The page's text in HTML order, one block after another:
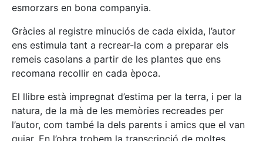
esmorzars en bona companyia.
Gràcies al registre minuciós de cada eixida, l’autor
ens estimula tant a recrear-la com a preparar els
remeis casolans a partir de les plantes que ens
recomana recollir en cada època.
El llibre està impregnat d’estima per la terra, i per la
natura, de la mà de les memòries recreades per
l’autor, com també la dels parents i amics que el van
guiar. En l’obra trobem la transcripció de moltes